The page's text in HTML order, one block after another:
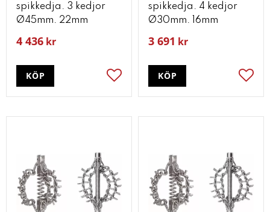
spikkedja. 3 kedjor
Ø45mm. 22mm
4 436 kr
Lägg till i favoriter
KÖP
spikkedja. 4 kedjor
Ø30mm. 16mm
3 691 kr
KÖP